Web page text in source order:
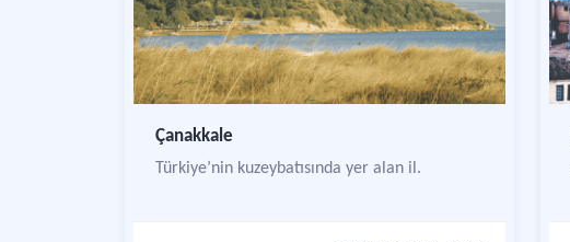
Çanakkale
Türkiye’nin kuzeybatısında yer alan il.